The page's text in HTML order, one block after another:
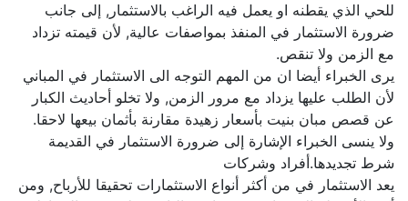
للحي الذي يقطنه او يعمل فيه الراغب بالاستثمار, إلى جانب
ضرورة الاستثمار في المنفذ بمواصفات عالية, لأن قيمته تزداد
مع الزمن ولا تنقص.
يرى الخبراء أيضا ان من المهم التوجه الى الاستثمار في المباني
لأن الطلب عليها يزداد مع مرور الزمن, ولا تخلو أحاديث الكبار
عن قصص مبان بنيت بأسعار زهيدة مقارنة بأثمان بيعها لاحقا.
ولا ينسى الخبراء الإشارة إلى ضرورة الاستثمار في القديمة
شرط تجديدها.أفراد وشركات
يعد الاستثمار في من أكثر أنواع الاستثمارات تحقيقا للأرباح, ومن